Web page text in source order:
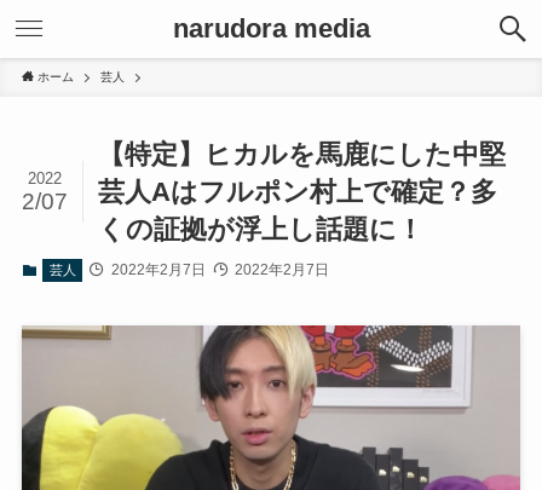
narudora media
ホーム 芸人
【特定】ヒカルを馬鹿にした中堅
芸人Aはフルポン村上で確定？多
くの証拠が浮上し話題に！
2022
2/07
芸人 2022年2月7日 2022年2月7日